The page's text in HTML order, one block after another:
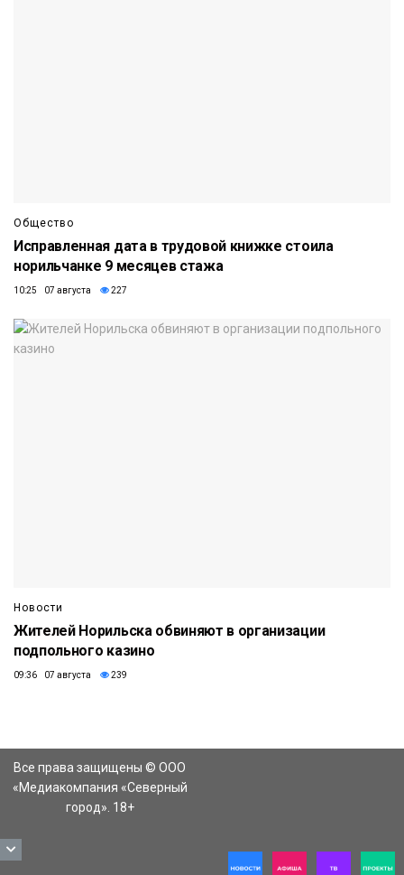
Общество
Исправленная дата в трудовой книжке стоила
норильчанке 9 месяцев стажа
10:25 07 августа 227
Новости
Жителей Норильска обвиняют в организации
подпольного казино
09:36 07 августа 239
Все права защищены © ООО
«Медиакомпания «Северный
город». 18+